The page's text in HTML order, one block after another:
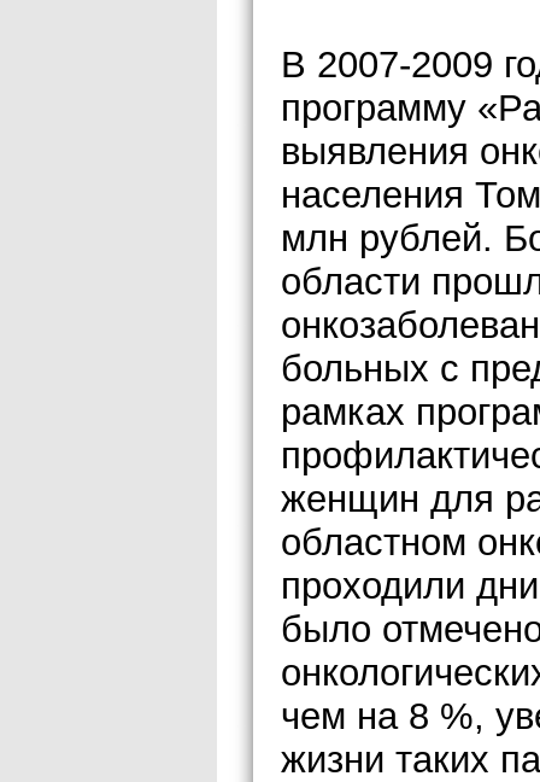
В 2007-2009
программу
выявления
населения
млн рублей.
области
больных с
рамках
женщин для
областном
проходили
было
чем на 8 %,
жизни таких